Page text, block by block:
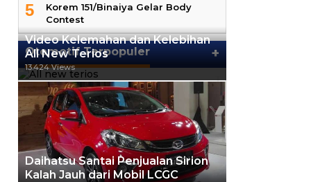
5
Korem 151/Binaiya Gelar Body
Contest
Otomotif Terpopuler +
Video Kelemahan dan Kelebihan
All New Terios
13.424 Views
Daihatsu Santai Penjualan Sirion
Kalah Jauh dari Mobil LCGC